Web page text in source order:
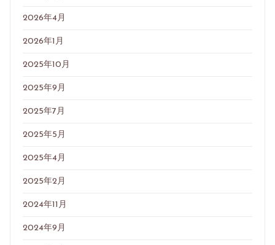
2026年4月
2026年1月
2025年10月
2025年9月
2025年7月
2025年5月
2025年4月
2025年2月
2024年11月
2024年9月